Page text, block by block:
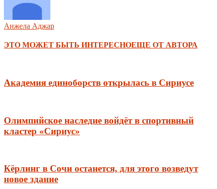
Анжела Аджар
ЭТО МОЖЕТ БЫТЬ ИНТЕРЕСНОЕЩЕ ОТ АВТОРА
Академия единоборств открылась в Сириусе
Олимпийское наследие войдёт в спортивный
кластер «Сириус»
Кёрлинг в Сочи останется, для этого возведут
новое здание